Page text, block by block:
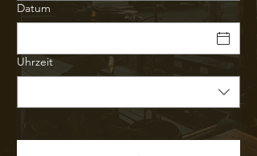
Datum
Uhrzeit